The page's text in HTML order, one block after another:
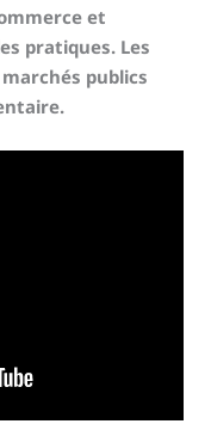
et
pratiques. Les
publics